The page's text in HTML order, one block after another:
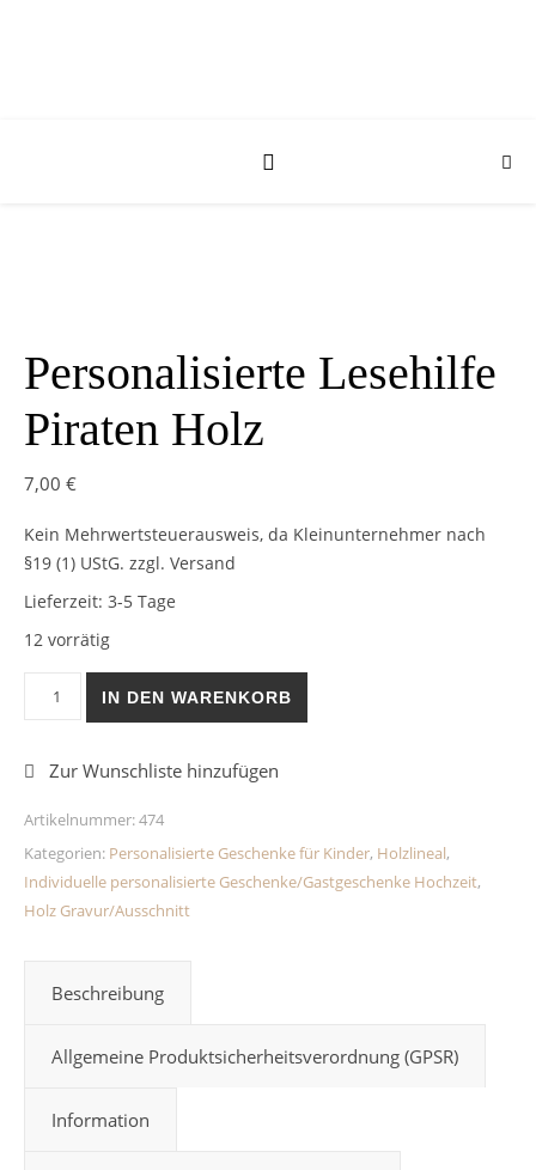
Personalisierte Lesehilfe
Piraten Holz
7,00 €
Kein Mehrwertsteuerausweis, da Kleinunternehmer nach
§19 (1) UStG. zzgl. Versand
Lieferzeit: 3-5 Tage
12 vorrätig
Personalisierte Lesehilfe Piraten Holz Menge
IN DEN WARENKORB
Artikelnummer:474
Kategorien: Personalisierte Geschenke für Kinder, Holzlineal,
Individuelle personalisierte Geschenke/Gastgeschenke Hochzeit,
Holz Gravur/Ausschnitt
Beschreibung
Allgemeine Produktsicherheitsverordnung (GPSR)
Information